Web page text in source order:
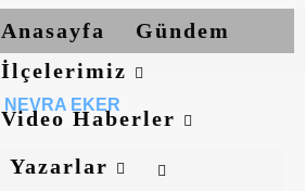
Anasayfa
Gündem
İlçelerimiz
Video Haberler
Yazarlar
NEVRA EKER